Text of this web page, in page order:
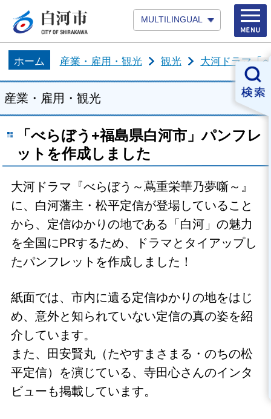
MULTILINGUAL
ホーム 産業・雇用・観光 観光 大河ドラマ「
産業・雇用・観光
「べらぼう+福島県白河市」パンフレ
ットを作成しました
大河ドラマ『べらぼう～蔦重栄華乃夢噺～』
に、白河藩主・松平定信が登場していること
から、定信ゆかりの地である「白河」の魅力
を全国にPRするため、ドラマとタイアップし
たパンフレットを作成しました！
紙面では、市内に遺る定信ゆかりの地をはじ
め、意外と知られていない定信の真の姿を紹
介しています。
また、田安賢丸（たやすまさまる・のちの松
平定信）を演じている、寺田心さんのインタ
ビューも掲載しています。